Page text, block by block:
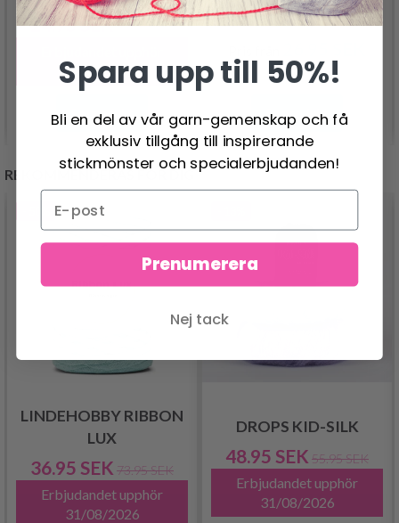
24.95 SEK30.95 SEK
12/08/2026
Se produkt
DROPS NEPAL
Se produkt
REKOMMENDERAS FÖR DIG
LINDEHOBBY RIBBON
LUX
36.95 SEK 73.95 SEK
Erbjudandet upphör
31/08/2026
DROPS KID-SILK
48.95 SEK 55.95 SEK
Erbjudandet upphör
31/08/2026
Spara upp till 50%!
Bli en del av vår garn-gemenskap och få
exklusiv tillgång till inspirerande
stickmönster och specialerbjudanden!
Prenumerera
Nej tack